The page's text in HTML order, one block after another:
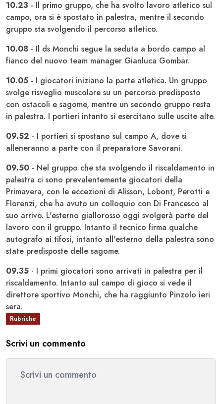
10.23 - Il primo gruppo, che ha svolto lavoro atletico sul
campo, ora si è spostato in palestra, mentre il secondo
gruppo sta svolgendo il percorso atletico.
10.08 - Il ds Monchi segue la seduta a bordo campo al
fianco del nuovo team manager Gianluca Gombar.
10.05 - I giocatori iniziano la parte atletica. Un gruppo
svolge risveglio muscolare su un percorso predisposto
con ostacoli e sagome, mentre un secondo gruppo resta
in palestra. I portieri intanto si esercitano sulle uscite alte.
09.52 - I portieri si spostano sul campo A, dove si
alleneranno a parte con il preparatore Savorani.
09.50 - Nel gruppo che sta svolgendo il riscaldamento in
palestra ci sono prevalentemente giocatori della
Primavera, con le eccezioni di Alisson, Lobont, Perotti e
Florenzi, che ha avuto un colloquio con Di Francesco al
suo arrivo. L'esterno giallorosso oggi svolgerà parte del
lavoro con il gruppo. Intanto il tecnico firma qualche
autografo ai tifosi, intanto all'esterno della palestra sono
state predisposte delle sagome.
09.35 - I primi giocatori sono arrivati in palestra per il
riscaldamento. Intanto sul campo di gioco si vede il
direttore sportivo Monchi, che ha raggiunto Pinzolo ieri
sera.
Rubriche
Scrivi un commento